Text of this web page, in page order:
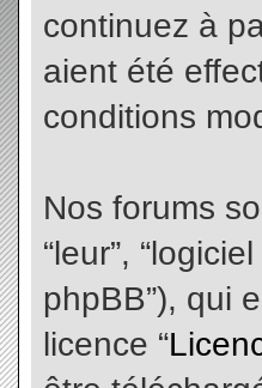
continuez à
aient été
conditions
Nos forums
“leur”,
phpBB”), qui
licence “